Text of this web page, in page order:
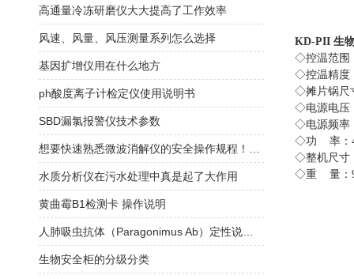
KD-PII 生
◇控温范围
◇控温精度
◇摊片锅尺
◇电源电压
◇电源频率
◇功 率：
◇整机尺寸
◇重 量：
高通量冷冻研磨仪大大提高了工作效率
风速、风量、风压测量系列怎么选择
基因扩增仪用在什么地方
ph酸度离子计检定仪使用说明书
SBD漏氯报警仪技术参数
水质分析仪在污水处理中真是起了大作用
黄曲霉B1检测卡 操作说明
生物安全柜的分级分类